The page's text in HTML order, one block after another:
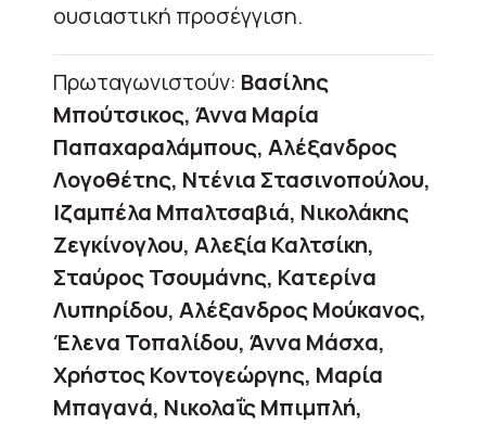
ουσιαστική προσέγγιση.
Πρωταγωνιστούν: Βασίλης
Μπούτσικος, Άννα Μαρία
Παπαχαραλάμπους, Αλέξανδρος
Λογοθέτης, Ντένια Στασινοπούλου,
Ιζαμπέλα Μπαλτσαβιά, Νικολάκης
Ζεγκίνογλου, Αλεξία Καλτσίκη,
Σταύρος Τσουμάνης, Κατερίνα
Λυπηρίδου, Αλέξανδρος Μούκανος,
Έλενα Τοπαλίδου, Άννα Μάσχα,
Χρήστος Κοντογεώργης, Μαρία
Μπαγανά, Νικολαΐς Μπιμπλή,